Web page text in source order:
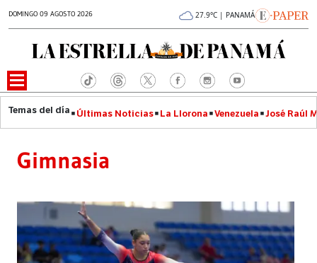
DOMINGO 09 AGOSTO 2026 27.9°C | PANAMÁ
Últimas Noticias La Llorona Venezuela José Raúl
Gimnasia